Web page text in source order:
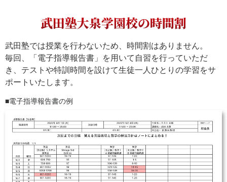
武田塾大泉学園校の時間割
武田塾では授業を行わないため、時間割はありません。
毎回、「電子指導報告書」を用いて自習を行っていただ
き、テストや特訓時間を設けて生徒一人ひとりの学習をサ
ポートいたします。
電子指導報告書の例